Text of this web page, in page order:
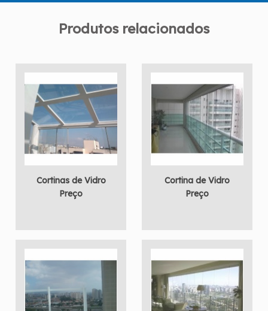
Produtos relacionados
Cortinas de Vidro
Preço
Cortina de Vidro
Preço